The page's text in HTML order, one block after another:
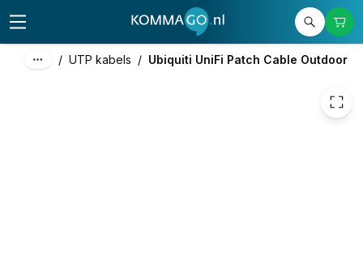
/ UTP kabels / Ubiquiti UniFi Patch Cable Outdoor